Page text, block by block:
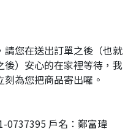
您在送出訂單之後（也就
）安心的在家裡等待，我
為您把商品寄出囉。
0737395 戶名：鄭富瑋